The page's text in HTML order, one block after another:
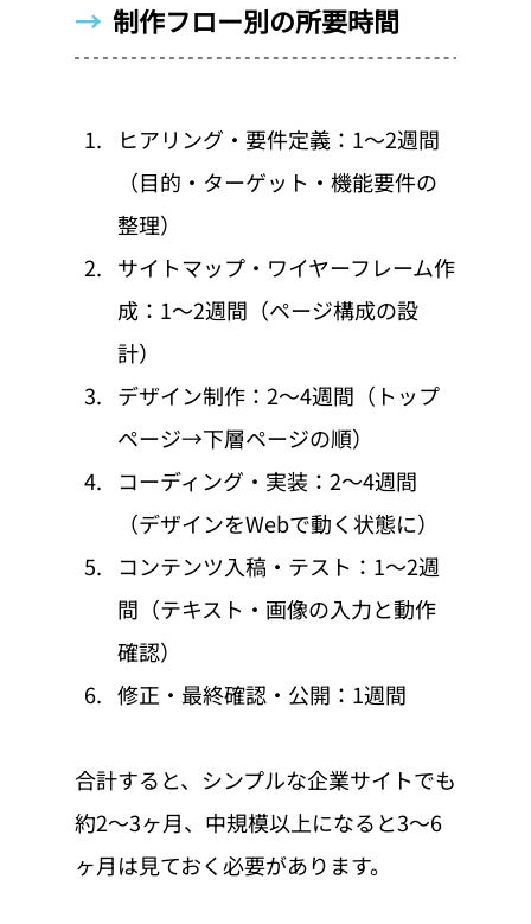
→ 制作フロー別の所要時間
ヒアリング・要件定義：1〜2週間
（目的・ターゲット・機能要件の
整理）
サイトマップ・ワイヤーフレーム作
成：1〜2週間（ページ構成の設
計）
デザイン制作：2〜4週間（トップ
ページ→下層ページの順）
コーディング・実装：2〜4週間
（デザインをWebで動く状態に）
コンテンツ入稿・テスト：1〜2週
間（テキスト・画像の入力と動作
確認）
修正・最終確認・公開：1週間
合計すると、シンプルな企業サイトでも
約2〜3ヶ月、中規模以上になると3〜6
ヶ月は見ておく必要があります。